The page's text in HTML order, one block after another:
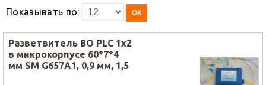
Показывать по: ОК
Разветвитель ВО PLC 1х2
в микрокорпусе 60*7*4
мм SM G657A1, 0,9 мм, 1,5
м, SC/APC